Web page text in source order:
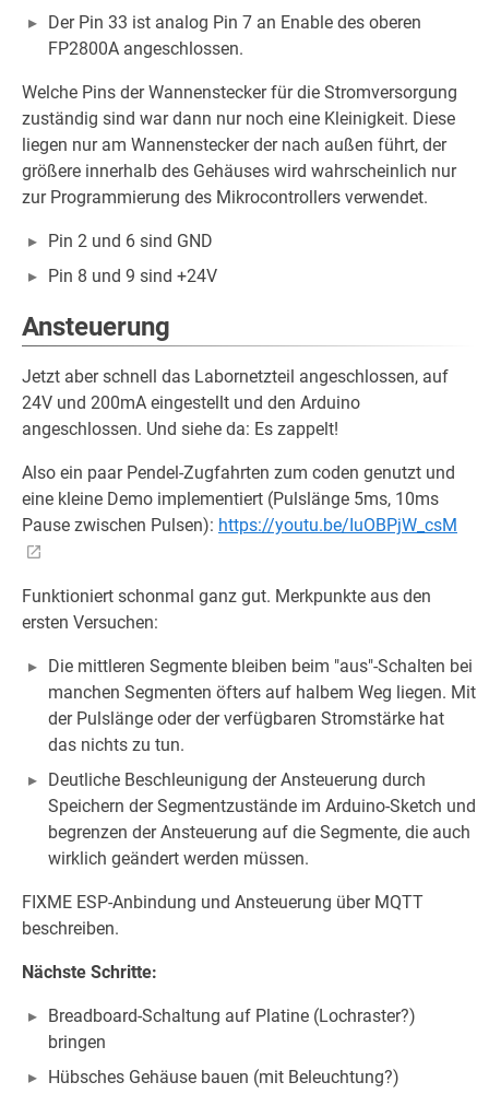
Der Pin 33 ist analog Pin 7 an Enable des oberen
FP2800A angeschlossen.
Welche Pins der Wannenstecker für die Stromversorgung
zuständig sind war dann nur noch eine Kleinigkeit. Diese
liegen nur am Wannenstecker der nach außen führt, der
größere innerhalb des Gehäuses wird wahrscheinlich nur
zur Programmierung des Mikrocontrollers verwendet.
Pin 2 und 6 sind GND
Pin 8 und 9 sind +24V
Ansteuerung
Jetzt aber schnell das Labornetzteil angeschlossen, auf
24V und 200mA eingestellt und den Arduino
angeschlossen. Und siehe da: Es zappelt!
Also ein paar Pendel-Zugfahrten zum coden genutzt und
eine kleine Demo implementiert (Pulslänge 5ms, 10ms
Pause zwischen Pulsen): https://youtu.be/IuOBPjW_csM
Funktioniert schonmal ganz gut. Merkpunkte aus den
ersten Versuchen:
Die mittleren Segmente bleiben beim "aus"-Schalten bei
manchen Segmenten öfters auf halbem Weg liegen. Mit
der Pulslänge oder der verfügbaren Stromstärke hat
das nichts zu tun.
Deutliche Beschleunigung der Ansteuerung durch
Speichern der Segmentzustände im Arduino-Sketch und
begrenzen der Ansteuerung auf die Segmente, die auch
wirklich geändert werden müssen.
FIXME ESP-Anbindung und Ansteuerung über MQTT
beschreiben.
Nächste Schritte:
Breadboard-Schaltung auf Platine (Lochraster?)
bringen
Hübsches Gehäuse bauen (mit Beleuchtung?)